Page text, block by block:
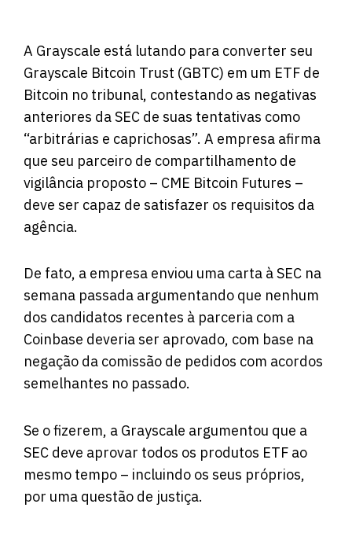
A Grayscale está lutando para converter seu
Grayscale Bitcoin Trust (GBTC) em um ETF de
Bitcoin no tribunal, contestando as negativas
anteriores da SEC de suas tentativas como
“arbitrárias e caprichosas”. A empresa afirma
que seu parceiro de compartilhamento de
vigilância proposto – CME Bitcoin Futures –
deve ser capaz de satisfazer os requisitos da
agência.
De fato, a empresa enviou uma carta à SEC na
semana passada argumentando que nenhum
dos candidatos recentes à parceria com a
Coinbase deveria ser aprovado, com base na
negação da comissão de pedidos com acordos
semelhantes no passado.
Se o fizerem, a Grayscale argumentou que a
SEC deve aprovar todos os produtos ETF ao
mesmo tempo – incluindo os seus próprios,
por uma questão de justiça.